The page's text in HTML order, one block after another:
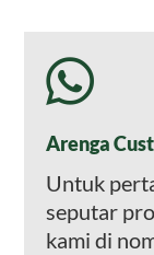
Arenga
Untuk
seputar
kami di